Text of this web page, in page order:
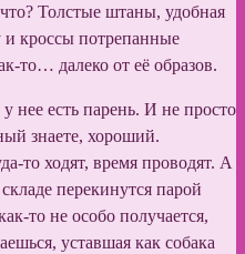
Толстые штаны, удобная
и кроссы потрепанные
то… далеко от её образов.
нее есть парень. И не просто
знаете, хороший.
то ходят, время проводят. А
перекинутся парой
то не особо получается,
уставшая как собака